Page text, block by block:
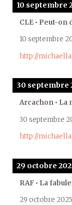
10 septembre
CLE • Peut-on
10 septembre
http://
30 septembre
Arcachon •
30 septembre
http://
29 octobre
RAF • La
29 octobre 2025